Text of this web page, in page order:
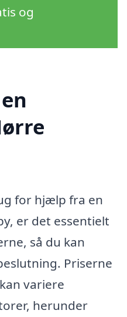
og
for hjælp fra en
er det essentielt
så du kan
Priserne
variere
herunder